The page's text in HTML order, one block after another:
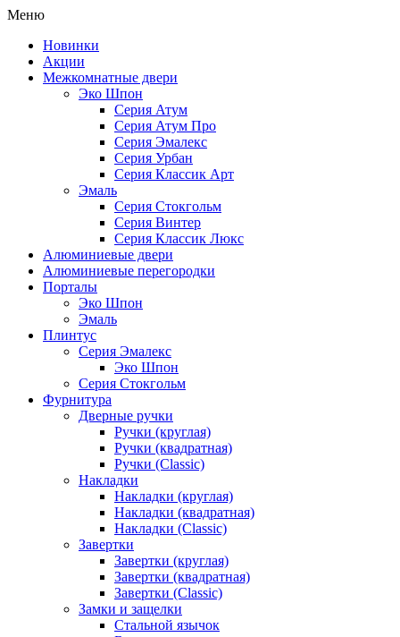
Меню
Новинки
Акции
Межкомнатные двери
Эко Шпон
Серия Атум
Серия Атум Про
Серия Эмалекс
Серия Урбан
Серия Классик Арт
Эмаль
Серия Стокгольм
Серия Винтер
Серия Классик Люкс
Алюминиевые двери
Алюминиевые перегородки
Порталы
Эко Шпон
Эмаль
Плинтус
Серия Эмалекс
Эко Шпон
Серия Стокгольм
Фурнитура
Дверные ручки
Ручки (круглая)
Ручки (квадратная)
Ручки (Classic)
Накладки
Накладки (круглая)
Накладки (квадратная)
Накладки (Classic)
Завертки
Завертки (круглая)
Завертки (квадратная)
Завертки (Classic)
Замки и защелки
Стальной язычок